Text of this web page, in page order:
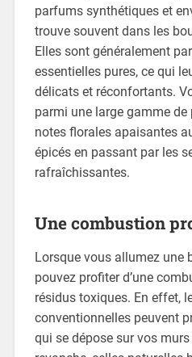
parfums synthétiques et
trouve souvent dans les
Elles sont généralement
essentielles pures, ce qui
délicats et réconfortants.
parmi une large gamme
notes florales apaisantes
épicés en passant par les
rafraîchissantes.
Une combustion
Lorsque vous allumez une
pouvez profiter d’une
résidus toxiques. En effet,
conventionnelles peuvent
qui se dépose sur vos